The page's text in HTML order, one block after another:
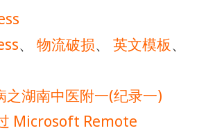
、 物流破损、 英文模板、
之湖南中医附一(纪录一)
Microsoft Remote